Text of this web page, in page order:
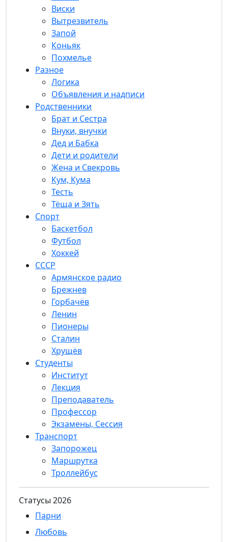
Виски
Вытрезвитель
Запой
Коньяк
Похмелье
Разное
Логика
Объявления и надписи
Родственники
Брат и Сестра
Внуки, внучки
Дед и Бабка
Дети и родители
Жена и Свекровь
Кум, Кума
Тесть
Тёща и Зять
Спорт
Баскетбол
Футбол
Хоккей
СССР
Армянское радио
Брежнев
Горбачёв
Ленин
Пионеры
Сталин
Хрущёв
Студенты
Институт
Лекция
Преподаватель
Профессор
Экзамены, Сессия
Транспорт
Запорожец
Маршрутка
Троллейбус
Статуcы 2026
Парни
Любовь